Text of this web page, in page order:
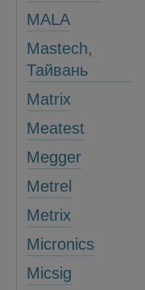
MALА
Mastech,
Тайвань
Matrix
Meatest
Megger
Metrel
Metrix
Micronics
Micsig